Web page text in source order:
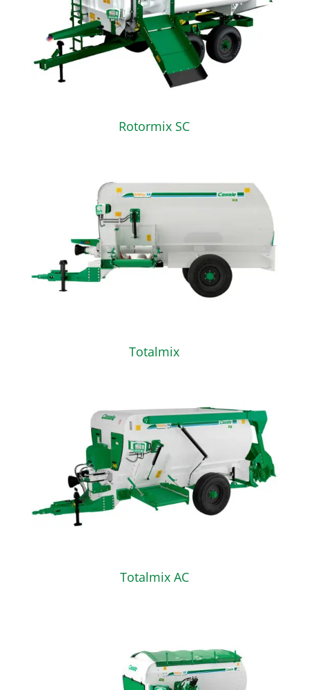
Rotormix SC
Totalmix
Totalmix AC